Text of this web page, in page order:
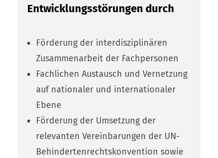
Entwicklungsstörungen durch
Förderung der interdisziplinären
Zusammenarbeit der Fachpersonen
Fachlichen Austausch und Vernetzung
auf nationaler und internationaler
Ebene
Förderung der Umsetzung der
relevanten Vereinbarungen der UN-
Behindertenrechtskonvention sowie